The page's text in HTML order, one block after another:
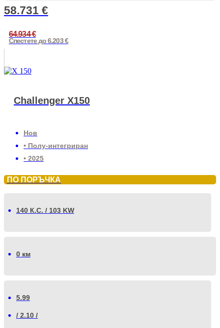
58.731 €
64.934€
Спестете до 6.203 €
Challenger X150
Нов
• Полу-интегриран
• 2025
ПО ПОРЪЧКА
140 К.С. / 103 KW
0 км
5.99
/ 2.10 /